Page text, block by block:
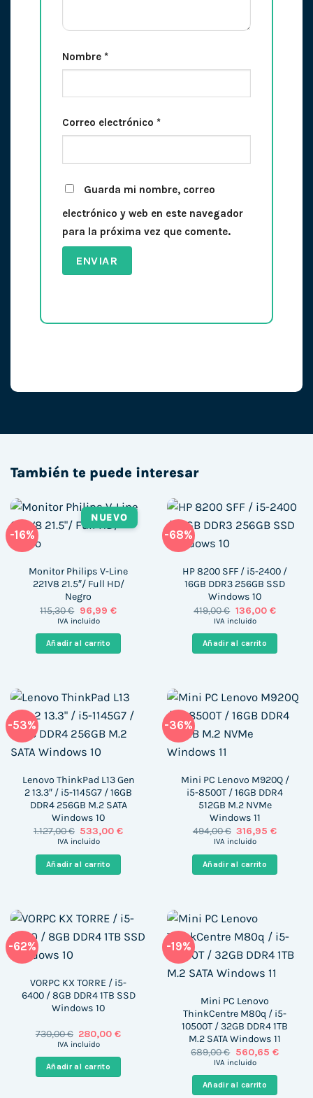
Nombre *
Correo electrónico *
Guarda mi nombre, correo
electrónico y web en este navegador
para la próxima vez que comente.
También te puede interesar
-16%
NUEVO
Monitor Philips V-Line
221V8 21.5″/ Full HD/
Negro
115,30€ El
precio
era:
115,30 €.
96,99 €El
es:
96,99 €.
IVA incluido
Añadir al carrito
-68%
HP 8200 SFF / i5-2400 /
16GB DDR3 256GB SSD
Windows 10
419,00€ El
precio
era:
419,00 €.
136,00 €El
es:
136,00 €.
IVA incluido
Añadir al carrito
-53%
Lenovo ThinkPad L13 Gen
2 13.3″ / i5-1145G7 / 16GB
DDR4 256GB M.2 SATA
Windows 10
1.127,00€ El
precio
era:
1.127,00 €.
533,00€El
IVA incluido
Añadir al carrito
-36%
Mini PC Lenovo M920Q /
i5-8500T / 16GB DDR4
512GB M.2 NVMe
Windows 11
494,00€ El
precio
era:
494,00 €.
316,95€El
es:
IVA incluido
Añadir al carrito
-62%
VORPC KX TORRE / i5-
6400 / 8GB DDR4 1TB SSD
Windows 10
730,00€ El
precio
era:
730,00 €.
280,00€El
es:
280,00 €.
IVA incluido
Añadir al carrito
-19%
Mini PC Lenovo
ThinkCentre M80q / i5-
10500T / 32GB DDR4 1TB
M.2 SATA Windows 11
689,00€ El
precio
era:
689,00 €.
560,65 €El
IVA incluido
Añadir al carrito